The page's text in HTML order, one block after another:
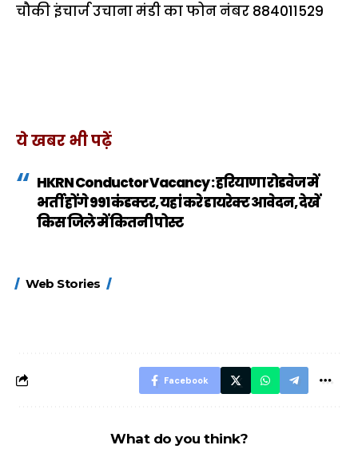
चौकी इंचार्ज उचाना मंडी का फोन नंबर 884011529
ये खबर भी पढ़ें
HKRN Conductor Vacancy : हरियाणा रोडवेज में
भर्ती होंगे 991 कंडक्टर, यहां करे डायरेक्ट आवेदन, देखें
किस जिले में कितनी पोस्ट
Web Stories
FASTag के ये नए
Facebook
What do you think?